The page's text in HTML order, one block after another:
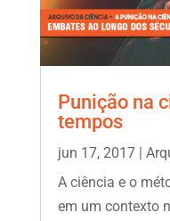
Punição na
tempos
jun 17, 2017|
A ciência e o
em um contexto